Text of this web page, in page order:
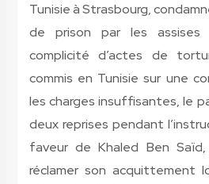
Tunisie à Strasbourg,
de prison par les assises
complicité d’actes de
commis en Tunisie sur une
les charges insuffisantes, le
deux reprises pendant
faveur de Khaled Ben
réclamer son acquittement